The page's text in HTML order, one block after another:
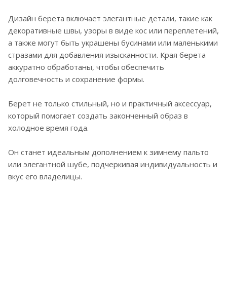
Дизайн берета включает элегантные детали, такие как
декоративные швы, узоры в виде кос или переплетений,
а также могут быть украшены бусинами или маленькими
стразами для добавления изысканности. Края берета
аккуратно обработаны, чтобы обеспечить
долговечность и сохранение формы.
Берет не только стильный, но и практичный аксессуар,
который помогает создать законченный образ в
холодное время года.
Он станет идеальным дополнением к зимнему пальто
или элегантной шубе, подчеркивая индивидуальность и
вкус его владелицы.